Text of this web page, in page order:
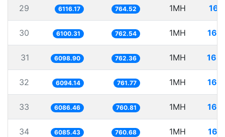
29 6116.17 764.52 1MH
30 6100.31 762.54 1MH
31 6098.90 762.36 1MH
32 6094.14 761.77 1MH
33 6086.46 760.81 1MH
34 6085.43 760.68 1MH